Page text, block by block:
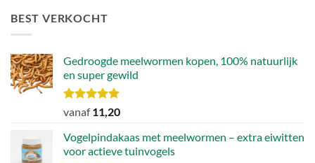
BEST VERKOCHT
Gedroogde meelwormen kopen, 100% natuurlijk
en super gewild
Waardering
uit 5
vanaf11,20
Vogelpindakaas met meelwormen – extra eiwitten
voor actieve tuinvogels